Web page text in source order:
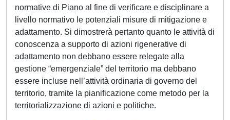
normative di Piano al fine di verificare e disciplinare a
livello normativo le potenziali misure di mitigazione e
adattamento. Si dimostrerà pertanto quanto le attività di
conoscenza a supporto di azioni rigenerative di
adattamento non debbano essere relegate alla
gestione “emergenziale” del territorio ma debbano
essere incluse nell’attività ordinaria di governo del
territorio, tramite la pianificazione come metodo per la
territorializzazione di azioni e politiche.